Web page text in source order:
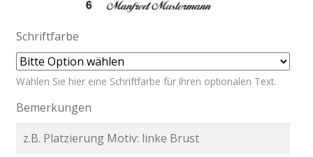
Schriftfarbe
Wählen Sie hier eine Schriftfarbe für Ihren optionalen Text.
Bemerkungen